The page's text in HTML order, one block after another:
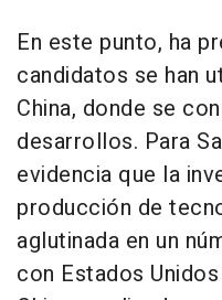
En este punto, ha
candidatos se han
China, donde se
desarrollos. Para
evidencia que la
producción de
aglutinada en un
con Estados